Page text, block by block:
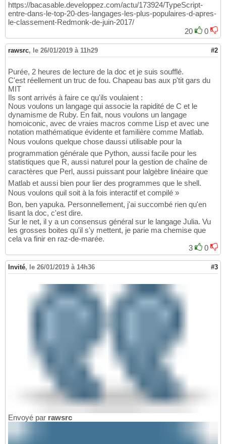
https://bacasable.developpez.com/actu/173924/TypeScript-
entre-dans-le-top-20-des-langages-les-plus-populaires-d-apres-
le-classement-Redmonk-de-juin-2017/
20
0
rawsrc, le 26/01/2019 à 11h29 #2
Purée, 2 heures de lecture de la doc et je suis soufflé.
C'est réellement un truc de fou. Chapeau bas aux p'tit gars du
MIT
Ils sont arrivés à faire ce qu'ils voulaient :
Nous voulons un langage qui associe la rapidité de C et le
dynamisme de Ruby. En fait, nous voulons un langage
homoiconic, avec de vraies macros comme Lisp et avec une
notation mathématique évidente et familière comme Matlab.
Nous voulons quelque chose daussi utilisable pour la
programmation générale que Python, aussi facile pour les
statistiques que R, aussi naturel pour la gestion de chaîne de
caractères que Perl, aussi puissant pour lalgèbre linéaire que
Matlab et aussi bien pour lier des programmes que le shell.
Nous voulons quil soit à la fois interactif et compilé »
Bon, ben yapuka. Personnellement, j'ai succombé rien qu'en
lisant la doc, c'est dire.
Sur le net, il y a un consensus général sur le langage Julia. Vu
les grosses boites qu'il s'y mettent, je parie ma chemise que
cela va finir en raz-de-marée.
3
0
Invité, le 26/01/2019 à 14h36 #3
Envoyé par rawsrc